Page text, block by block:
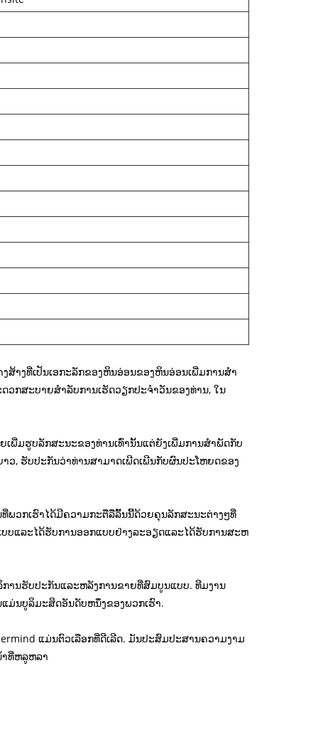
ສ້າງທີ່ເປັນເອກະລັກຂອງຫິນອ່ອນຂອງຫິນອ່ອນເພີ່ມການສໍາ
ກສະບາຍສໍາລັບການເຮັດວຽກປະຈໍາວັນຂອງທ່ານ, ໃນ
ພີ່ມຮູບລັກສະນະຂອງທ່ານເທົ່ານັ້ນແຕ່ຍັງເພີ່ມການສໍາພັດກັບ
, ຮັບປະກັນວ່າທ່ານສາມາດເພີດເພີນກັບຜົນປະໂຫຍດຂອງ
ພວກເຮົາໄດ້ມີຄວາມກະຕືລືລົ້ນນີ້ດ້ວຍຄຸນລັກສະນະຕ່າງໆທີ່
ບແລະໄດ້ຮັບການອອກແບບຢ່າງລະອຽດແລະໄດ້ຮັບການສະຫ
ານຮັບປະກັນແລະຫລັງການຂາຍທີ່ສົມບູນແບບ. ທີມງານ
ມ່ນບູລິມະສິດອັນດັບຫນຶ່ງຂອງພວກເຮົາ.
ແມ່ນຕົວເລືອກທີ່ດີເລີດ. ມັນປະສົມປະສານຄວາມງາມ
າທີ່ຫລູຫລາ